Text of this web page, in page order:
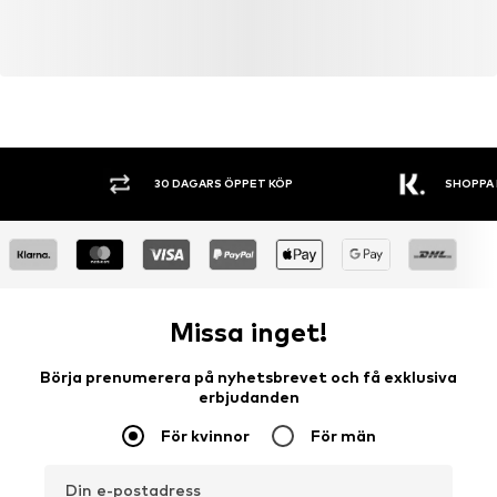
30 DAGARS ÖPPET KÖP SHOPPA
Missa inget!
Börja prenumerera på nyhetsbrevet och få exklusiva
erbjudanden
För kvinnor För män
Din e-postadress